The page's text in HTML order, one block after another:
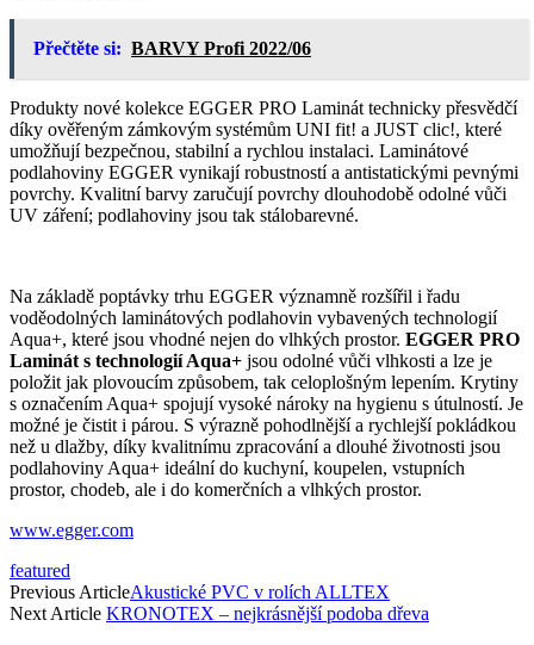
Přečtěte si: BARVY Profi 2022/06
Produkty nové kolekce EGGER PRO Laminát technicky přesvědčí
díky ověřeným zámkovým systémům UNI fit! a JUST clic!, které
umožňují bezpečnou, stabilní a rych­lou instalaci. Laminátové
podlahoviny EGGER vynikají robustností a antistatickými pevnými
povrchy. Kvalitní barvy zaručují povrchy dlouhodobě odolné vůči
UV záření; podlahoviny jsou tak stálobarevné.
Na základě poptávky trhu EGGER významně rozšířil i řadu
voděodolných laminátových podlahovin vybavených technologií
Aqua+, které jsou vhodné nejen do vlhkých prostor. EGGER PRO
Laminát s technologií Aqua+ jsou odolné vůči vlhkosti a lze je
položit jak plovoucím způsobem, tak celoplošným lepením. Krytiny
s označením Aqua+ spojují vysoké nároky na hygienu s útulností. Je
možné je čistit i párou. S výrazně pohodlnější a rychlejší pokládkou
než u dlažby, díky kvalitnímu zpracování a dlouhé životnosti jsou
podlahoviny Aqua+ ideální do kuchyní, koupelen, vstupních
prostor, chodeb, ale i do komerčních a vlhkých prostor.
www.egger.com
featured
Previous ArticleAkustické PVC v rolích ALLTEX
Next Article KRONOTEX – nejkrásnější podoba dřeva